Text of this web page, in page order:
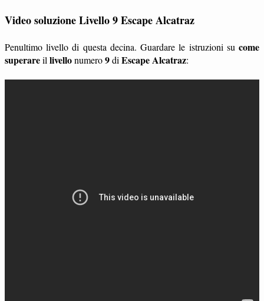
Video soluzione Livello 9 Escape Alcatraz
Penultimo livello di questa decina. Guardare le istruzioni su come
superareil livellonumero9di Escape Alcatraz: